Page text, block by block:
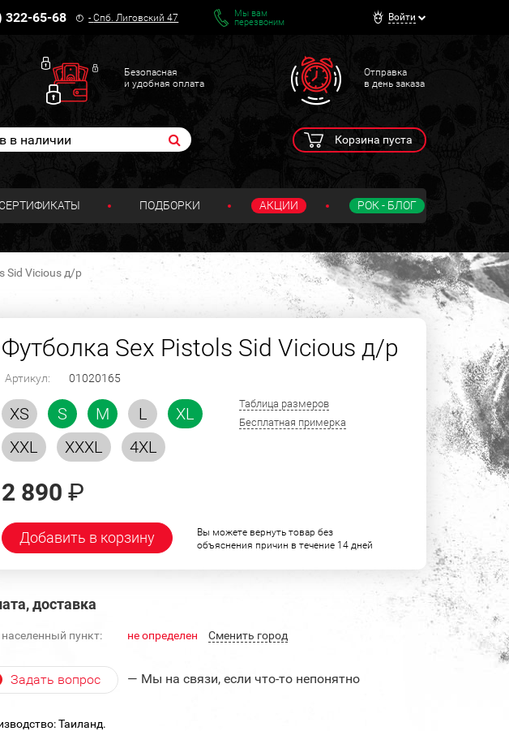
322-65-68 -Спб. Лиговский 47
Мы вам
перезвоним
Войти
Безопасная
и удобная оплата
Отправка
в день заказа
Корзина пуста
СЕРТИФИКАТЫ ПОДБОРКИ АКЦИИ РОК - БЛОГ
Sid Vicious д/р
Футболка Sex Pistols Sid Vicious д/р
Артикул: 01020165
XS S M L
XL
XXL
XXXL 4XL
Таблица размеров
Бесплатная примерка
2 890 ₽
Добавить в корзину
Вы можете вернуть товар без
объяснения причин в течение 14 дней
доставка
пункт: не определен Cменить город
Задать вопрос — Мы на связи, если что-то непонятно
Таиланд.